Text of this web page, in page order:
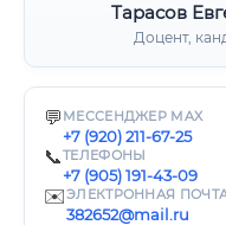
Тарасов
Доцент,
💬 МЕССЕНДЖЕР MAX
+7 (920) 211-67-25
📞ТЕЛЕФОНЫ
+7 (905) 191-43-09
✉️ЭЛЕКТРОННАЯ
382652@mail.ru